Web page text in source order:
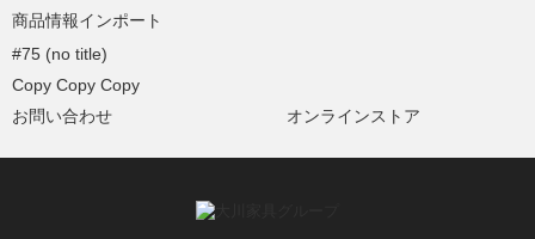
商品情報インポート
#75 (no title)
Copy Copy Copy
お問い合わせ
オンラインストア